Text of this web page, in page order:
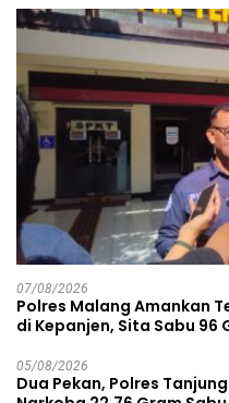
07/08/2026
Polres Malang Amankan
di Kepanjen, Sita Sabu 96
05/08/2026
Dua Pekan, Polres